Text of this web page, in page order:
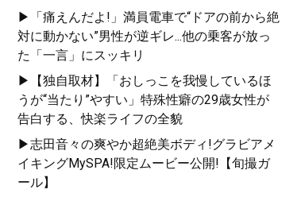
▶「痛えんだよ!」満員電車で“ドアの前から絶
対に動かない”男性が逆ギレ...他の乗客が放っ
た「一言」にスッキリ
▶【独自取材】「おしっこを我慢しているほ
うが“当たり”やすい」特殊性癖の29歳女性が
告白する、快楽ライフの全貌
▶志田音々の爽やか超絶美ボディ!グラビアメ
イキングMySPA!限定ムービー公開!【旬撮ガ
ール】